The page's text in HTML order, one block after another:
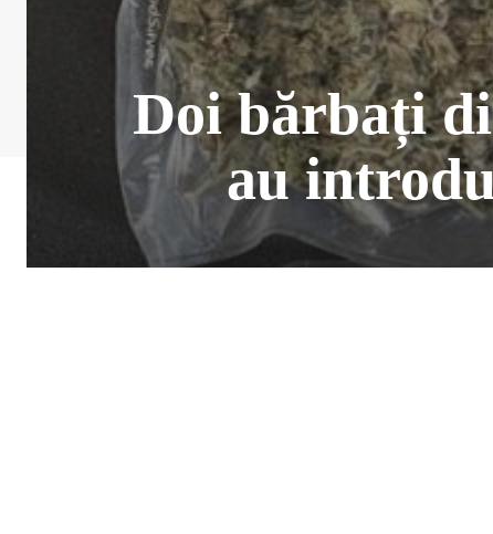
Doi bărbați
au